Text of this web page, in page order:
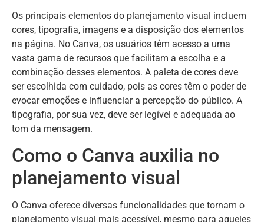
Os principais elementos do planejamento visual incluem
cores, tipografia, imagens e a disposição dos elementos
na página. No Canva, os usuários têm acesso a uma
vasta gama de recursos que facilitam a escolha e a
combinação desses elementos. A paleta de cores deve
ser escolhida com cuidado, pois as cores têm o poder de
evocar emoções e influenciar a percepção do público. A
tipografia, por sua vez, deve ser legível e adequada ao
tom da mensagem.
Como o Canva auxilia no
planejamento visual
O Canva oferece diversas funcionalidades que tornam o
planejamento visual mais acessível, mesmo para aqueles